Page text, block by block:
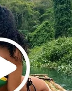
period, ali posebno
zvijezde šalju
koje će ih
pokazuje da prava
očekuje da će